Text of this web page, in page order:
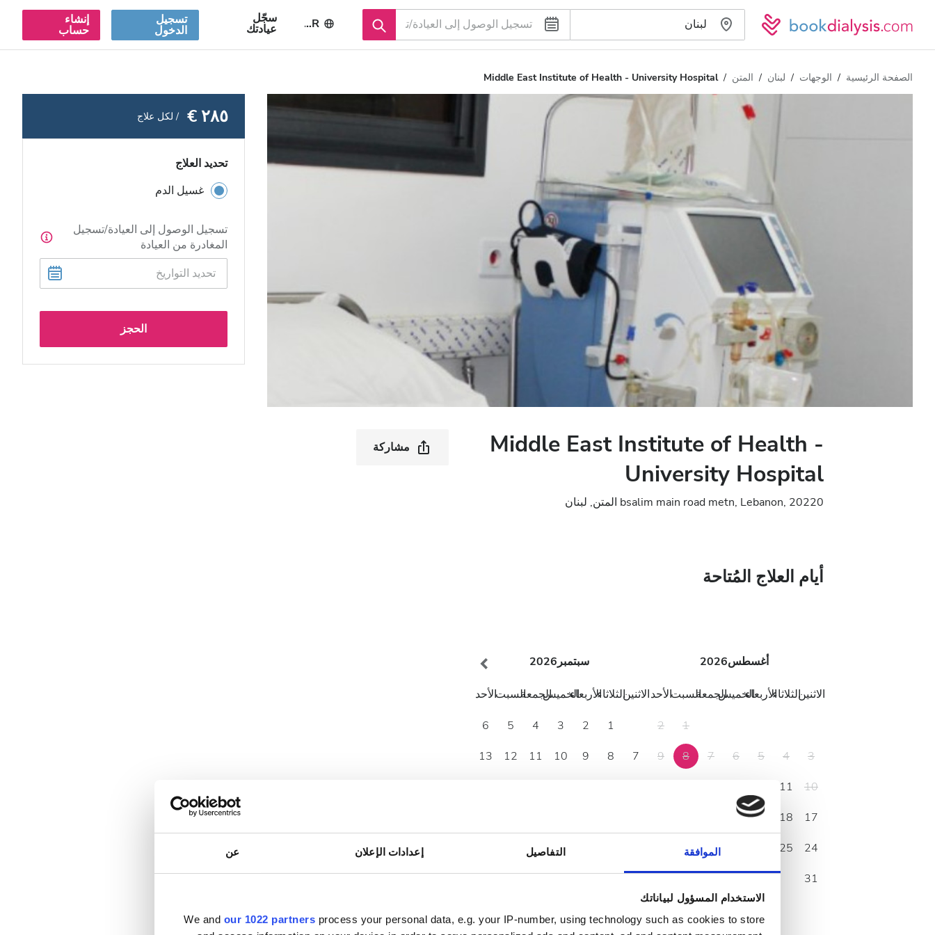
الموافقة التفاصيل إعدادات الإعلان عن
الاستخدام المسؤول لبياناتك
We and our 1022 partners process your personal data, e.g. your IP-number, using technology such as cookies to store
AR سجّل
عيادتك
تسجيل
الدخول
إنشاء
حساب
الصفحة الرئيسية الوجهات لبنان المتن Middle East Institute of Health - University Hospital
Middle East Institute of Health -
University Hospital
bsalim main road metn, Lebanon, 20220 المتن, لبنان
مشاركة
أيام العلاج المُتاحة
أغسطس2026
الاثنينالثلاثاءالأربعاءالخميسالجمعةالسبتالأحد
1
2
3
4
5
6
7
8
9
10
11
17
18
19
20
24
25
28
29
31
سبتمبر2026
الاثنينالثلاثاءالأربعاءالخميسالجمعةالسبتالأحد
1
2
3
4
5
6
7
8
9
10
11
12
13
٢٨٥ € / لكل علاج
تحديد العلاج
غسيل الدم
تسجيل الوصول إلى العيادة/تسجيل
المغادرة من العيادة
الحجز